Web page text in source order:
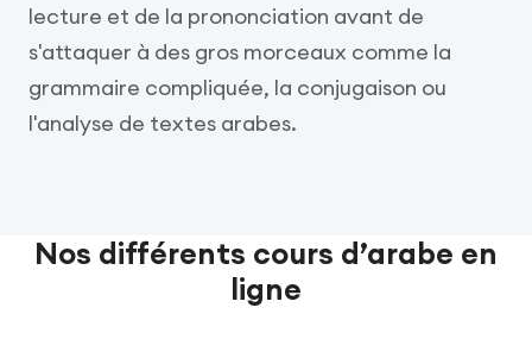
lecture et de la prononciation avant de
s'attaquer à des gros morceaux comme la
grammaire compliquée, la conjugaison ou
l'analyse de textes arabes.
Nos différents cours d’arabe en
ligne